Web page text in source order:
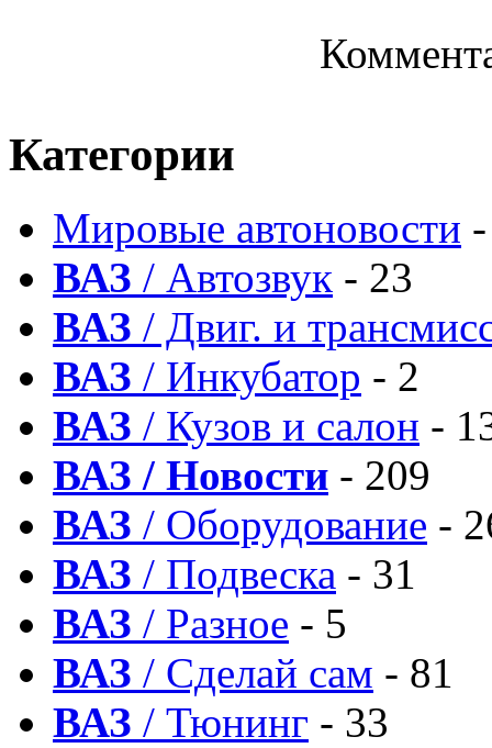
Категории
Мировые автоновости
ВАЗ / Автозвук - 23
ВАЗ / Двиг. и
ВАЗ / Инкубатор - 2
ВАЗ / Кузов и салон -
ВАЗ / Новости - 209
ВАЗ / Оборудование -
ВАЗ / Подвеска - 31
ВАЗ / Разное - 5
ВАЗ / Сделай сам - 81
ВАЗ / Тюнинг - 33